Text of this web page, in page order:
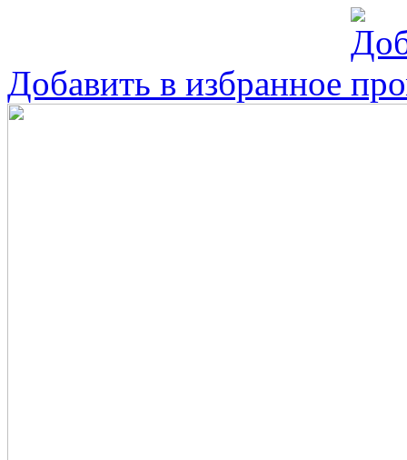
Добавить в избранное